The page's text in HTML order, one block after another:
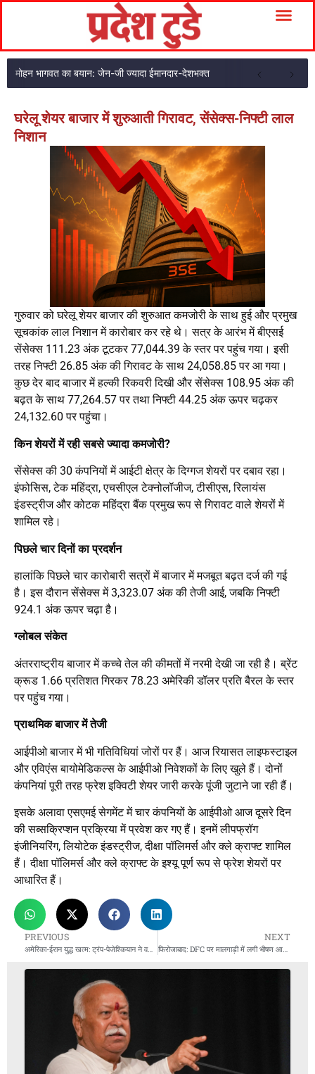
मोहन भागवत का बयान: जेन-जी ज्यादा ईमानदार-देशभक्त
घरेलू शेयर बाजार में शुरुआती गिरावट, सेंसेक्स-निफ्टी लाल
निशान
गुरुवार को घरेलू शेयर बाजार की शुरुआत कमजोरी के साथ हुई और प्रमुख
सूचकांक लाल निशान में कारोबार कर रहे थे। सत्र के आरंभ में बीएसई
सेंसेक्स 111.23 अंक टूटकर 77,044.39 के स्तर पर पहुंच गया। इसी
तरह निफ्टी 26.85 अंक की गिरावट के साथ 24,058.85 पर आ गया।
कुछ देर बाद बाजार में हल्की रिकवरी दिखी और सेंसेक्स 108.95 अंक की
बढ़त के साथ 77,264.57 पर तथा निफ्टी 44.25 अंक ऊपर चढ़कर
24,132.60 पर पहुंचा।
किन शेयरों में रही सबसे ज्यादा कमजोरी?
सेंसेक्स की 30 कंपनियों में आईटी क्षेत्र के दिग्गज शेयरों पर दबाव रहा।
इंफोसिस, टेक महिंद्रा, एचसीएल टेक्नोलॉजीज, टीसीएस, रिलायंस
इंडस्ट्रीज और कोटक महिंद्रा बैंक प्रमुख रूप से गिरावट वाले शेयरों में
शामिल रहे।
पिछले चार दिनों का प्रदर्शन
हालांकि पिछले चार कारोबारी सत्रों में बाजार में मजबूत बढ़त दर्ज की गई
है। इस दौरान सेंसेक्स में 3,323.07 अंक की तेजी आई, जबकि निफ्टी
924.1 अंक ऊपर चढ़ा है।
ग्लोबल संकेत
अंतरराष्ट्रीय बाजार में कच्चे तेल की कीमतों में नरमी देखी जा रही है। ब्रेंट
क्रूड 1.66 प्रतिशत गिरकर 78.23 अमेरिकी डॉलर प्रति बैरल के स्तर
पर पहुंच गया।
प्राथमिक बाजार में तेजी
आईपीओ बाजार में भी गतिविधियां जोरों पर हैं। आज रियासत लाइफस्टाइल
और एविएंस बायोमेडिकल्स के आईपीओ निवेशकों के लिए खुले हैं। दोनों
कंपनियां पूरी तरह फ्रेश इक्विटी शेयर जारी करके पूंजी जुटाने जा रही हैं।
इसके अलावा एसएमई सेगमेंट में चार कंपनियों के आईपीओ आज दूसरे दिन
की सब्सक्रिप्शन प्रक्रिया में प्रवेश कर गए हैं। इनमें लीपफ्रॉग
इंजीनियरिंग, लियोटेक इंडस्ट्रीज, दीक्षा पॉलिमर्स और क्ले क्राफ्ट शामिल
हैं। दीक्षा पॉलिमर्स और क्ले क्राफ्ट के इश्यू पूर्ण रूप से फ्रेश शेयरों पर
आधारित हैं।
PREVIOUS
अमेरिका-ईरान युद्ध खत्म: ट्रंप-पेजेश्कियान ने वर्साय में डील साइन की
NEXT
फिरोजाबाद: DFC पर मालगाड़ी में लगी भीषण आग, 6 नई कारें जलकर राख